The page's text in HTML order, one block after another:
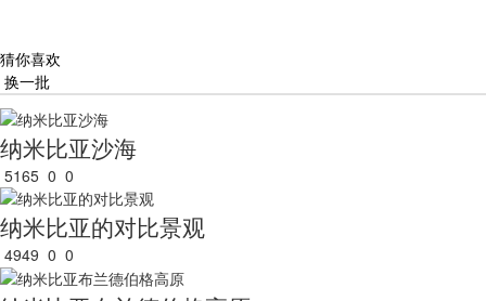
猜你喜欢
换一批
纳米比亚沙海
5165 0 0
纳米比亚的对比景观
4949 0 0